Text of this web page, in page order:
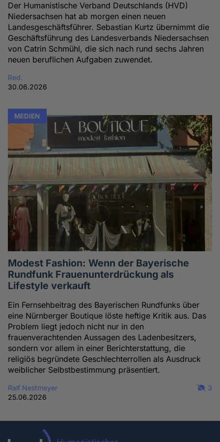
Der Humanistische Verband Deutschlands (HVD)
Niedersachsen hat ab morgen einen neuen
Landesgeschäftsführer. Sebastian Kurtz übernimmt die
Geschäftsführung des Landesverbands Niedersachsen
von Catrin Schmühl, die sich nach rund sechs Jahren
neuen beruflichen Aufgaben zuwendet.
Red.
30.06.2026
MEDIEN
Modest Fashion: Wenn der Bayerische
Rundfunk Frauenunterdrückung als
Lifestyle verkauft
Ein Fernsehbeitrag des Bayerischen Rundfunks über
eine Nürnberger Boutique löste heftige Kritik aus. Das
Problem liegt jedoch nicht nur in den
frauenverachtenden Aussagen des Ladenbesitzers,
sondern vor allem in einer Berichterstattung, die
religiös begründete Geschlechterrollen als Ausdruck
weiblicher Selbstbestimmung präsentiert.
Ralf Nestmeyer
25.06.2026
3